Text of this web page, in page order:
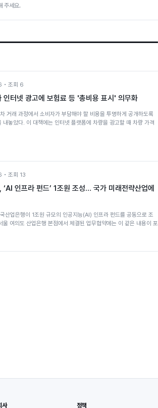
주세요.
• 조회 6
인터넷 광고에 보험료 등 '총비용 표시' 의무화
거래 과정에서 소비자가 부담해야 할 비용을 투명하게 공개하도록
내놓았다. 이 대책에는 인터넷 플랫폼에 차량을 광고할 때 차량 가격
조회 13
‘AI 인프라 펀드’ 1조원 조성… 국가 미래전략산업에
산업은행이 1조원 규모의 인공지능(AI) 인프라 펀드를 공동으로 조
울 여의도 산업은행 본점에서 체결된 업무협약에는 이 같은 내용이 포
사 정책